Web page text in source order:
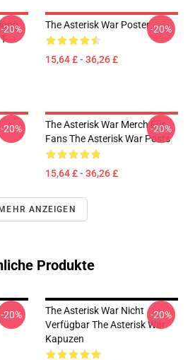
-20% The Asterisk War Poster
15,64 £ - 36,26 £
-20%
-20%
The Asterisk War Merch Für
Fans The Asterisk War Posts
15,64 £ - 36,26 £
-20%
MEHR ANZEIGEN
Produkte
-20%
The Asterisk War Nicht
Verfügbar The Asterisk War
Kapuzen
-20%